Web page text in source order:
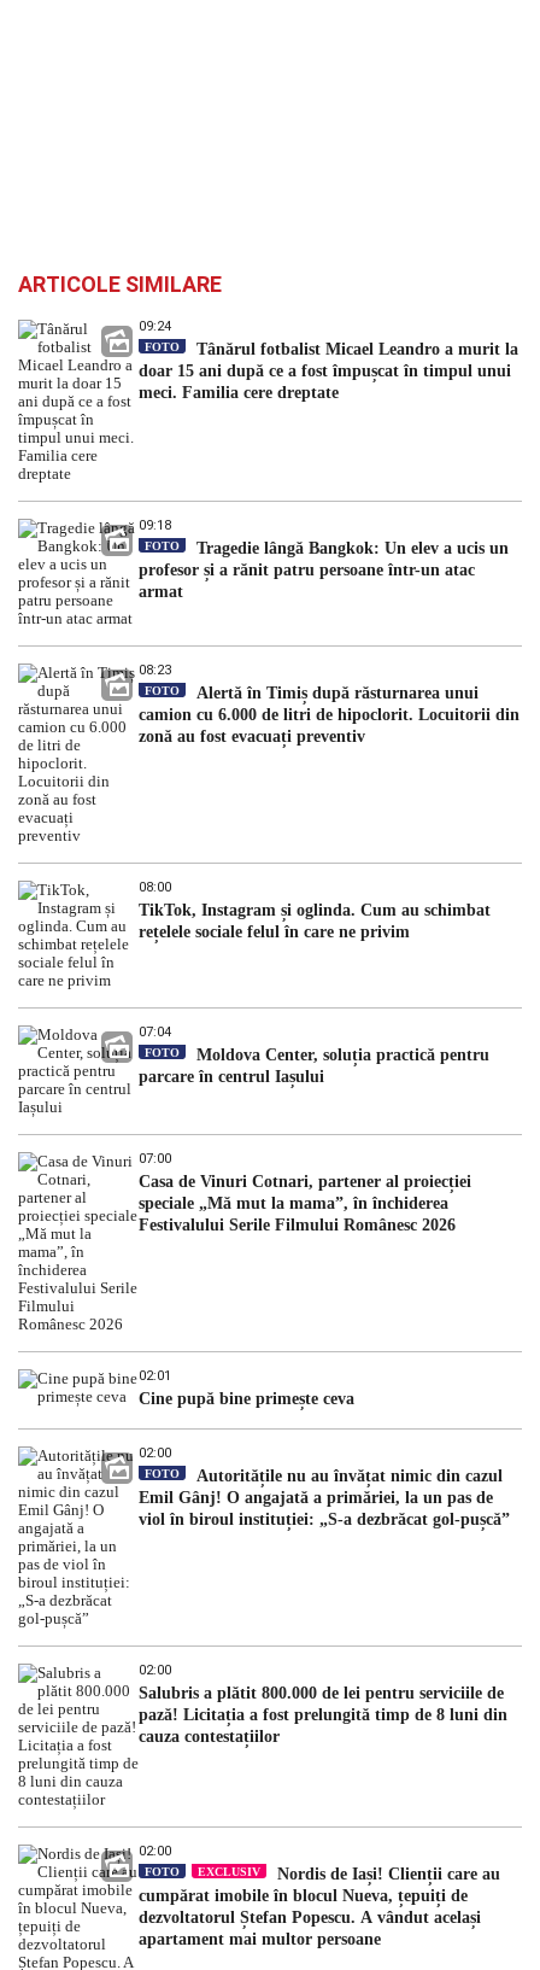
ARTICOLE SIMILARE
09:24
FOTO
Tânărul fotbalist Micael Leandro a murit la
doar 15 ani după ce a fost împușcat în timpul unui
meci. Familia cere dreptate
09:18
FOTO
Tragedie lângă Bangkok: Un elev a ucis un
profesor și a rănit patru persoane într-un atac
armat
08:23
FOTO
Alertă în Timiș după răsturnarea unui
camion cu 6.000 de litri de hipoclorit. Locuitorii din
zonă au fost evacuați preventiv
08:00
TikTok, Instagram și oglinda. Cum au schimbat
rețelele sociale felul în care ne privim
07:04
FOTO
Moldova Center, soluția practică pentru
parcare în centrul Iașului
07:00
Casa de Vinuri Cotnari, partener al proiecției
speciale „Mă mut la mama”, în închiderea
Festivalului Serile Filmului Românesc 2026
02:01
Cine pupă bine primește ceva
02:00
FOTO
Autoritățile nu au învățat nimic din cazul
Emil Gânj! O angajată a primăriei, la un pas de
viol în biroul instituției: „S-a dezbrăcat gol-pușcă”
02:00
Salubris a plătit 800.000 de lei pentru serviciile de
pază! Licitația a fost prelungită timp de 8 luni din
cauza contestațiilor
02:00
FOTO EXCLUSIV
Nordis de Iași! Clienții care au
cumpărat imobile în blocul Nueva, țepuiți de
dezvoltatorul Ștefan Popescu. A vândut același
apartament mai multor persoane